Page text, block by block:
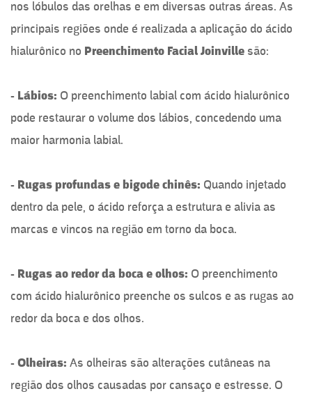
nos lóbulos das orelhas e em diversas outras áreas. As
principais regiões onde é realizada a aplicação do ácido
hialurônico no Preenchimento Facial Joinville são:
- Lábios: O preenchimento labial com ácido hialurônico
pode restaurar o volume dos lábios, concedendo uma
maior harmonia labial.
- Rugas profundas e bigode chinês: Quando injetado
dentro da pele, o ácido reforça a estrutura e alivia as
marcas e vincos na região em torno da boca.
- Rugas ao redor da boca e olhos: O preenchimento
com ácido hialurônico preenche os sulcos e as rugas ao
redor da boca e dos olhos.
- Olheiras: As olheiras são alterações cutâneas na
região dos olhos causadas por cansaço e estresse. O